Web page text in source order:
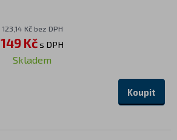
123,14 Kč bez DPH
149 Kčs DPH
Skladem
Koupit